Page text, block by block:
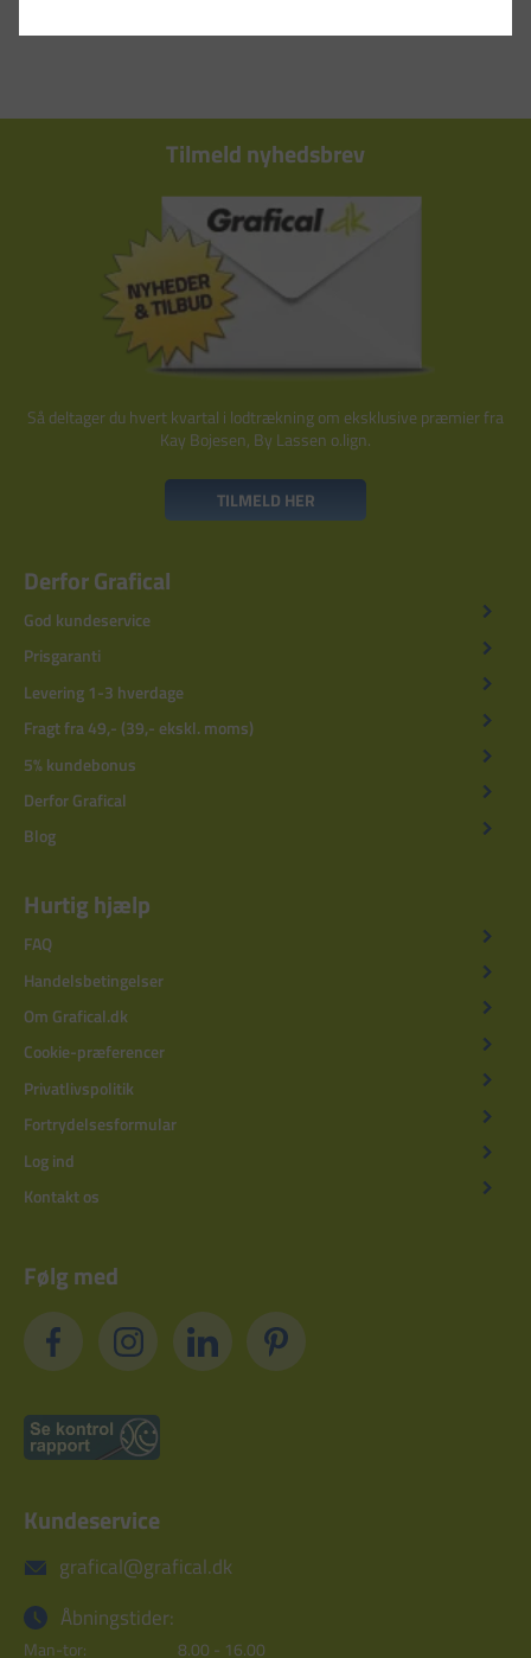
Tilmeld nyhedsbrev
Så deltager du hvert kvartal i lodtrækning om eksklusive præmier fra
Kay Bojesen, By Lassen o.lign.
TILMELD HER
Derfor Grafical
God kundeservice
Prisgaranti
Levering 1-3 hverdage
Fragt fra 49,- (39,- ekskl. moms)
5% kundebonus
Derfor Grafical
Blog
Hurtig hjælp
FAQ
Handelsbetingelser
Om Grafical.dk
Cookie-præferencer
Privatlivspolitik
Fortrydelsesformular
Log ind
Kontakt os
Følg med
Kundeservice
grafical@grafical.dk
Åbningstider:
Man-tor: 8.00 - 16.00